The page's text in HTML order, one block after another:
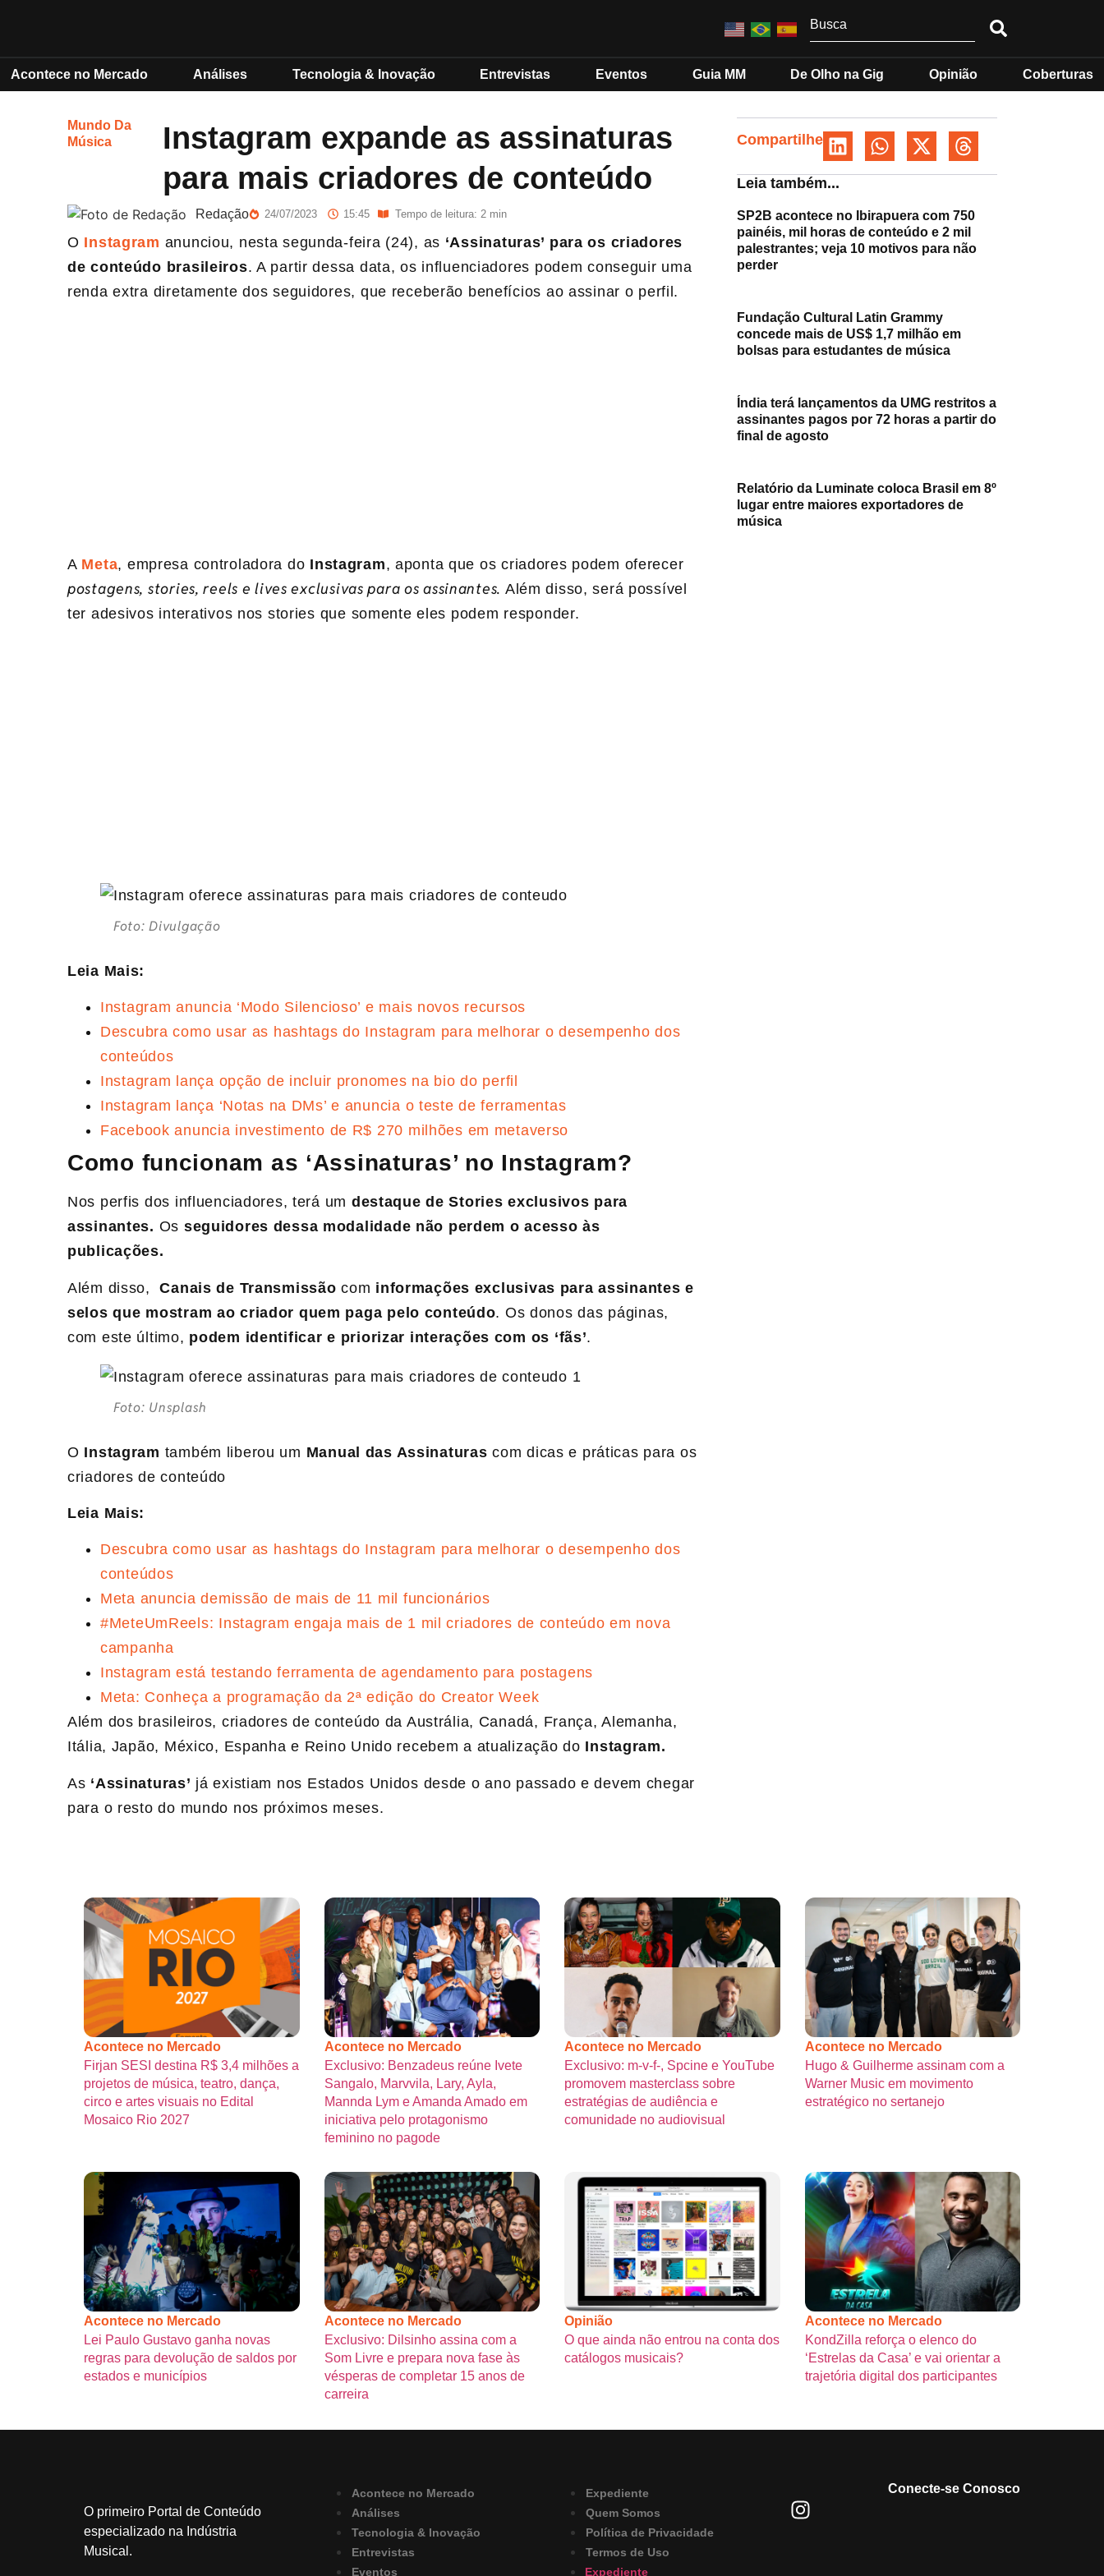
Acontece no Mercado Análises Tecnologia & Inovação Entrevistas Eventos Guia MM De Olho na Gig Opinião Coberturas
Mundo Da
Música
Instagram expande as assinaturas
para mais criadores de conteúdo
Redação 24/07/2023 15:45 Tempo de leitura: 2 min
O Instagram anunciou, nesta segunda-feira (24), as ‘Assinaturas’ para os criadores
de conteúdo brasileiros. A partir dessa data, os influenciadores podem conseguir uma
renda extra diretamente dos seguidores, que receberão benefícios ao assinar o perfil.
A Meta, empresa controladora do Instagram, aponta que os criadores podem oferecer
postagens, stories, reels e lives exclusivas para os assinantes. Além disso, será possível
ter adesivos interativos nos stories que somente eles podem responder.
Foto: Divulgação
Leia Mais:
Instagram anuncia ‘Modo Silencioso’ e mais novos recursos
Descubra como usar as hashtags do Instagram para melhorar o desempenho dos
conteúdos
Instagram lança opção de incluir pronomes na bio do perfil
Instagram lança ‘Notas na DMs’ e anuncia o teste de ferramentas
Facebook anuncia investimento de R$ 270 milhões em metaverso
Como funcionam as ‘Assinaturas’ no Instagram?
Nos perfis dos influenciadores, terá um destaque de Stories exclusivos para
assinantes. Os seguidores dessa modalidade não perdem o acesso às
publicações.
Além disso,Canais de Transmissão com informações exclusivas para assinantes e
selos que mostram ao criador quem paga pelo conteúdo. Os donos das páginas,
com este último, podem identificar e priorizar interações com os ‘fãs’.
Foto: Unsplash
O Instagram também liberou um Manual das Assinaturascom dicas e práticas para os
criadores de conteúdo
Leia Mais:
Descubra como usar as hashtags do Instagram para melhorar o desempenho dos
conteúdos
Meta anuncia demissão de mais de 11 mil funcionários
#MeteUmReels: Instagram engaja mais de 1 mil criadores de conteúdo em nova
campanha
Instagram está testando ferramenta de agendamento para postagens
Meta: Conheça a programação da 2ª edição do Creator Week
Além dos brasileiros, criadores de conteúdo da Austrália, Canadá, França, Alemanha,
Itália, Japão, México, Espanha e Reino Unido recebem a atualização do Instagram.
As ‘Assinaturas’ já existiam nos Estados Unidos desde o ano passado e devem chegar
para o resto do mundo nos próximos meses.
Compartilhe
Leia também...
SP2B acontece no Ibirapuera com 750
painéis, mil horas de conteúdo e 2 mil
palestrantes; veja 10 motivos para não
perder
Fundação Cultural Latin Grammy
concede mais de US$ 1,7 milhão em
bolsas para estudantes de música
Índia terá lançamentos da UMG restritos a
assinantes pagos por 72 horas a partir do
final de agosto
Relatório da Luminate coloca Brasil em 8º
lugar entre maiores exportadores de
música
Acontece no Mercado
Firjan SESI destina R$ 3,4 milhões a
projetos de música, teatro, dança,
circo e artes visuais no Edital
Mosaico Rio 2027
Acontece no Mercado
Exclusivo: Benzadeus reúne Ivete
Sangalo, Marvvila, Lary, Ayla,
Mannda Lym e Amanda Amado em
iniciativa pelo protagonismo
feminino no pagode
Acontece no Mercado
Exclusivo: m-v-f-, Spcine e YouTube
promovem masterclass sobre
estratégias de audiência e
comunidade no audiovisual
Acontece no Mercado
Hugo & Guilherme assinam com a
Warner Music em movimento
estratégico no sertanejo
Acontece no Mercado
Lei Paulo Gustavo ganha novas
regras para devolução de saldos por
estados e municípios
Acontece no Mercado
Exclusivo: Dilsinho assina com a
Som Livre e prepara nova fase às
vésperas de completar 15 anos de
carreira
Opinião
O que ainda não entrou na conta dos
catálogos musicais?
Acontece no Mercado
KondZilla reforça o elenco do
‘Estrelas da Casa’ e vai orientar a
trajetória digital dos participantes
O primeiro Portal de Conteúdo
especializado na Indústria
Musical.
Acontece no Mercado
Análises
Tecnologia & Inovação
Entrevistas
Eventos
Expediente
Quem Somos
Política de Privacidade
Termos de Uso
Expediente
Conecte-se Conosco